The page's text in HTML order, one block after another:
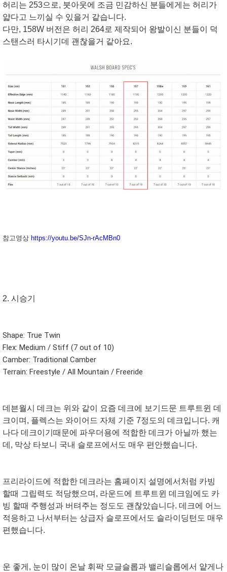
허리는 253으로, 붓아웃에 조금 민감하신 분들에게는 허리가
얇다고 느끼실 수 있을거 같습니다.
다만, 158W 버전은 허리 264로 제작되어 왕발이신 분들이 덕
스탠스러 타시기데 괜찮을거 같아요.
참고영상 https://youtu.be/SJn-rAcMBn0
2. 시승기
Shape: True Twin
Flex: Medium / Stiff (7 out of 10)
Camber: Traditional Camber
Terrain: Freestyle / All Mountain / Freeride
데븐월시 데크는 위와 같이 요즘 데크에 보기드문 트루트윈 데
크이며, 플렉스는 와이어드 자체 기준 7정도의 데크입니다. 캐
나다 데크이기때문에 파우더용에 적합한 데크가 아닐까 했는
데, 막상 타보니 국내 슬로프에서도 매우 편안했습니다.
프리라이드에 적합한 데크라는 홈페이지 설명에서처럼 카빙
할때 그립력도 적당했으며, 라운드에 트루트윈 데크임에도 카
빙 할때 주행성과 버텨주는 정도도 괜찮았습니다. 데크에 어느
적응하고 나서부터는 상급자 슬로프에서도 슬라이딩턴도 매우
편했습니다.
운 좋게, 눈이 많이 온날 휘팍 모글슬롭과 밸리슬롭에서 얕게나